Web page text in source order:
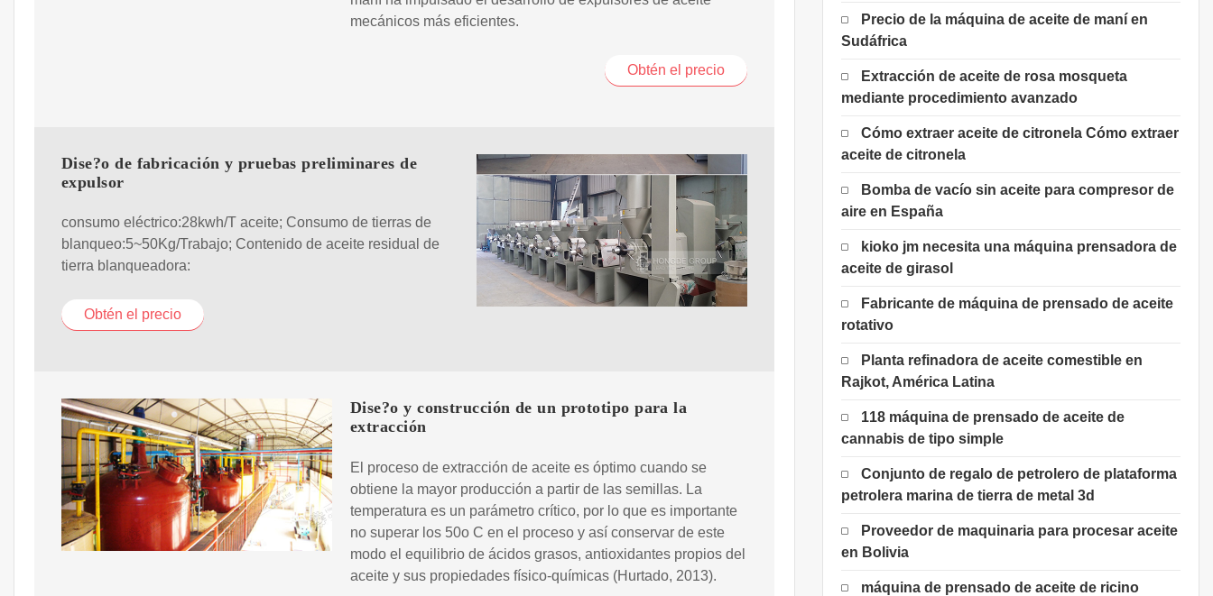
mecánicos más eficientes.
Obtén el precio
Dise?o de fabricación y pruebas preliminares de
expulsor
consumo eléctrico:28kwh/T aceite; Consumo de tierras de
blanqueo:5~50Kg/Trabajo; Contenido de aceite residual de
tierra blanqueadora:
Obtén el precio
Dise?o y construcción de un prototipo para la
extracción
El proceso de extracción de aceite es óptimo cuando se
obtiene la mayor producción a partir de las semillas. La
temperatura es un parámetro crítico, por lo que es importante
no superar los 50o C en el proceso y así conservar de este
modo el equilibrio de ácidos grasos, antioxidantes propios del
aceite y sus propiedades físico-químicas (Hurtado, 2013).
Precio de la máquina de aceite de maní en
Sudáfrica
Extracción de aceite de rosa mosqueta
mediante procedimiento avanzado
Cómo extraer aceite de citronela Cómo extraer
aceite de citronela
Bomba de vacío sin aceite para compresor de
aire en España
kioko jm necesita una máquina prensadora de
aceite de girasol
Fabricante de máquina de prensado de aceite
rotativo
Planta refinadora de aceite comestible en
Rajkot, América Latina
118 máquina de prensado de aceite de
cannabis de tipo simple
Conjunto de regalo de petrolero de plataforma
petrolera marina de tierra de metal 3d
Proveedor de maquinaria para procesar aceite
en Bolivia
máquina de prensado de aceite de ricino